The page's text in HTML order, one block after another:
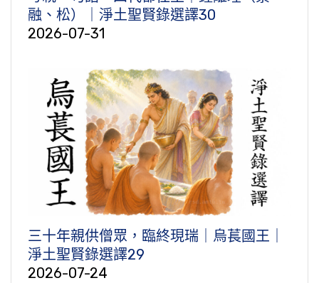
融、松）｜淨土聖賢錄選譯30
2026-07-31
三十年親供僧眾，臨終現瑞｜烏萇國王｜
淨土聖賢錄選譯29
2026-07-24